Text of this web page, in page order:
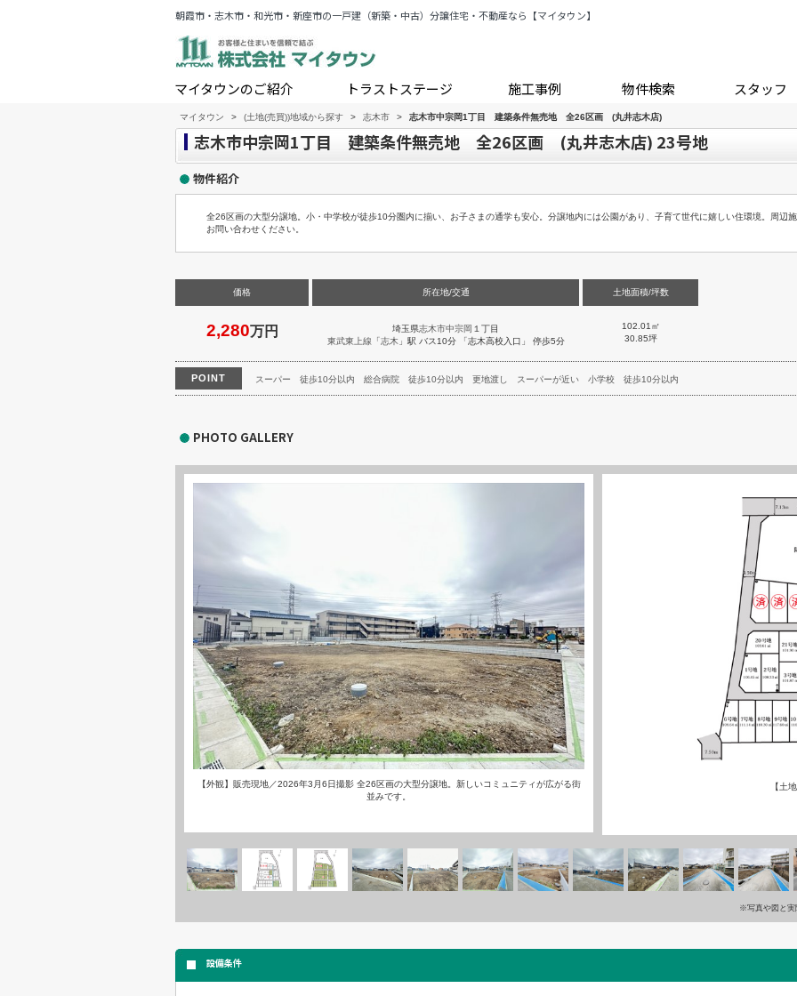
朝霞市・志木市・和光市・新座市の一戸建（新築・中古）分譲住宅・不動産なら【マイタウン】
マイタウンのご紹介 トラストステージ 施工事例 物件検索 スタッフ
マイタウン > (土地(売買))地域から探す > 志木市 > 志木市中宗岡1丁目 建築条件無売地 全26区画 (丸井志木店)
志木市中宗岡1丁目 建築条件無売地 全26区画 (丸井志木店) 23号地
物件紹介
全26区画の大型分譲地。小・中学校が徒歩10分圏内に揃い、お子さまの通学も安心。分譲地内には公園があり、子育て世代に嬉しい住環境。周辺
お問い合わせください。
価格
2,280万円
所在地/交通
埼玉県志木市中宗岡 １丁目
東武東上線 「志木 」駅 バス10分 「志木高校入口」 停歩5分
土地面積/坪数
102.01㎡
30.85坪
POINT スーパー 徒歩10分以内 総合病院 徒歩10分以内 更地渡し スーパーが近い 小学校 徒歩10分以内
PHOTO GALLERY
【外観】販売現地／2026年3月6日撮影 全26区画の大型分譲地。新しいコミュニティが広がる街
並みです。
【土
※写真や図と実
設備条件